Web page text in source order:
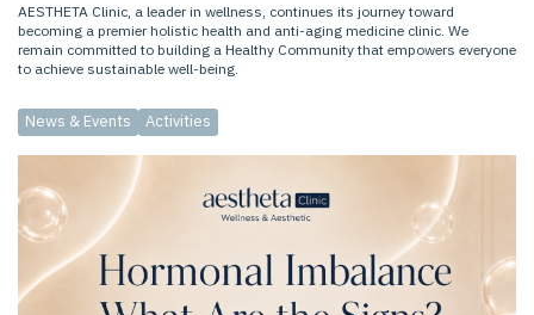
AESTHETA Clinic, a leader in wellness, continues its journey toward
becoming a premier holistic health and anti-aging medicine clinic. We
remain committed to building a Healthy Community that empowers everyone
to achieve sustainable well-being.
News & Events Activities